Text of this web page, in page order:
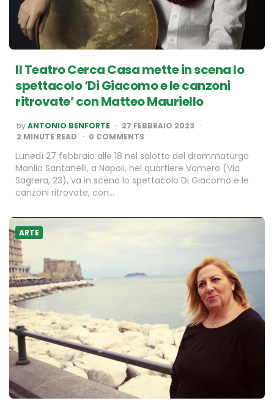
Il Teatro Cerca Casa mette in scena lo
spettacolo ‘Di Giacomo e le canzoni
ritrovate’ con Matteo Mauriello
POSTED
BY
byANTONIO BENFORTE
27 FEBBRAIO 2023
2 MINUTE READ 0 COMMENTS
Lunedì 27 febbraio alle 18 nel salotto del drammaturgo
Manlio Santanelli, a Napoli, nel quartiere Vomero (Via
Sagrera, 23), va in scena lo spettacolo Di Giacomo e le
canzoni ritrovate, con…
ARTE